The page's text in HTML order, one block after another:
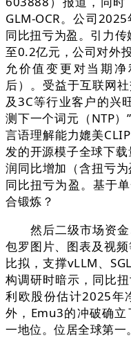
GLM-OCR。公司
同比扭亏为盈。引力
至0.2亿元，公司对外
允价值变更对当期
后）。受益于互联网
及3C等行业客户的兴
测下一个词元（NTP
言语理解能力媲美
发的开源模子全球下
润同比增加（含扭亏
同比扭亏为盈。基于
合锻炼？
然后二级市场资金
包罗图片、图表及视
比拟，支撑vLLM、
构调研时暗示，同比
利欧股份估计2025年
外，Emu3的冲破确
一地位。位居全球第一。